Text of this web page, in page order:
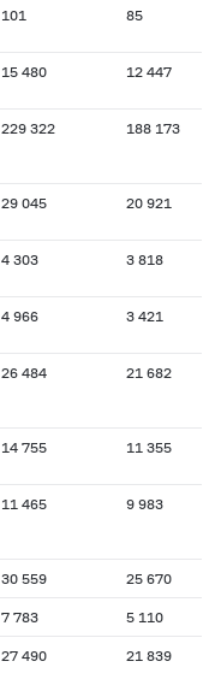
101 85
15 480 12 447
229 322 188 173
29 045 20 921
4 303 3 818
4 966 3 421
26 484 21 682
14 755 11 355
11 465 9 983
30 559 25 670
7 783 5 110
27 490 21 839